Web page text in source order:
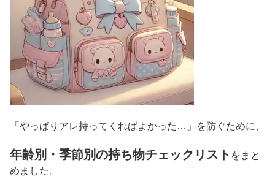
「やっぱりアレ持ってくればよかった…」を防ぐために、
年齢別・季節別の持ち物チェックリスト をまと
めました。